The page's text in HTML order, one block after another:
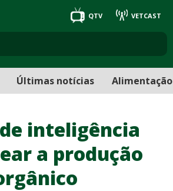
QTV VETCAST
Últimas notícias Alimentação
inteligência
a produção